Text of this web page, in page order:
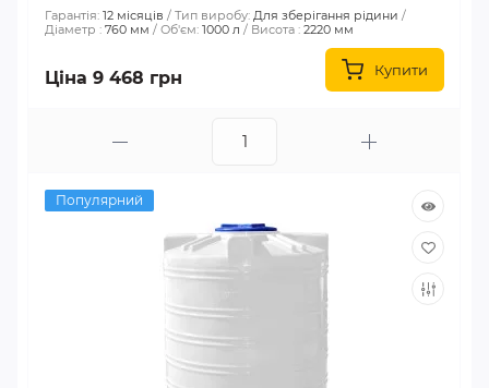
Гарантія: 12 місяців Тип виробу: Для зберігання рідини
Діаметр : 760 мм Об'єм: 1000 л Висота : 2220 мм
Ціна 9 468 грн Купити
Популярний